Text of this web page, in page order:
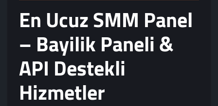
En Ucuz SMM Panel
– Bayilik Paneli &
API Destekli
Hizmetler